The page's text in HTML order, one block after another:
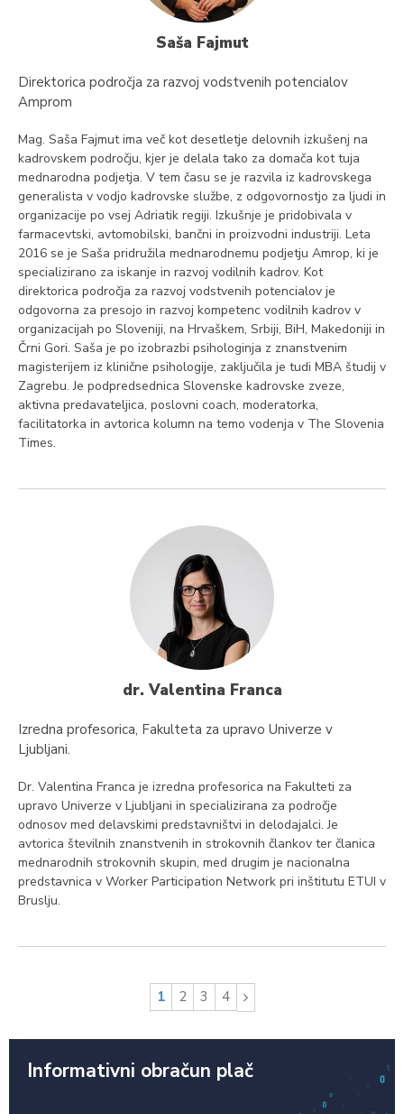
Saša Fajmut
Direktorica področja za razvoj vodstvenih potencialov
Amprom
Mag. Saša Fajmut ima več kot desetletje delovnih izkušenj na
kadrovskem področju, kjer je delala tako za domača kot tuja
mednarodna podjetja. V tem času se je razvila iz kadrovskega
generalista v vodjo kadrovske službe, z odgovornostjo za ljudi in
organizacije po vsej Adriatik regiji. Izkušnje je pridobivala v
farmacevtski, avtomobilski, bančni in proizvodni industriji. Leta
2016 se je Saša pridružila mednarodnemu podjetju Amrop, ki je
specializirano za iskanje in razvoj vodilnih kadrov. Kot
direktorica področja za razvoj vodstvenih potencialov je
odgovorna za presojo in razvoj kompetenc vodilnih kadrov v
organizacijah po Sloveniji, na Hrvaškem, Srbiji, BiH, Makedoniji in
Črni Gori. Saša je po izobrazbi psihologinja z znanstvenim
magisterijem iz klinične psihologije, zaključila je tudi MBA študij v
Zagrebu. Je podpredsednica Slovenske kadrovske zveze,
aktivna predavateljica, poslovni coach, moderatorka,
facilitatorka in avtorica kolumn na temo vodenja v The Slovenia
Times.
dr. Valentina Franca
Izredna profesorica, Fakulteta za upravo Univerze v
Ljubljani.
Dr. Valentina Franca je izredna profesorica na Fakulteti za
upravo Univerze v Ljubljani in specializirana za področje
odnosov med delavskimi predstavništvi in delodajalci. Je
avtorica številnih znanstvenih in strokovnih člankov ter članica
mednarodnih strokovnih skupin, med drugim je nacionalna
predstavnica v Worker Participation Network pri inštitutu ETUI v
Bruslju.
1 2 3 4
Informativni obračun plač